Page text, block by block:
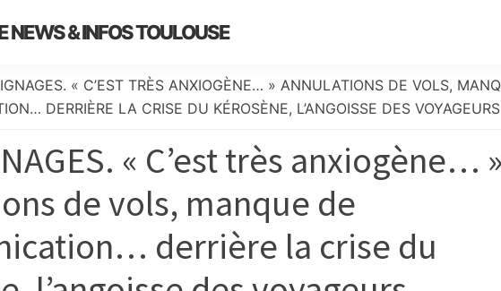
NEWS & INFOS TOULOUSE
« C’EST TRÈS ANXIOGÈNE… » ANNULATIONS DE VOLS,
DERRIÈRE LA CRISE DU KÉROSÈNE, L’ANGOISSE DES VOYAGEURS
« C’est très anxiogène… »
de vols, manque de
derrière la crise du